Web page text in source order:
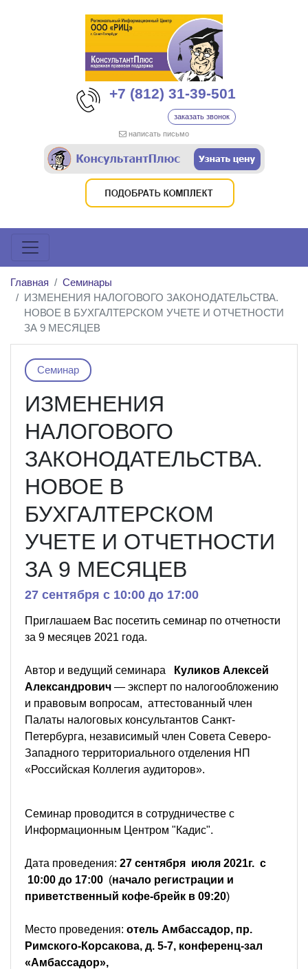
+7 (812) 31-39-501
заказать звонок
написать письмо
Главная
Семинары
ИЗМЕНЕНИЯ НАЛОГОВОГО ЗАКОНОДАТЕЛЬСТВА.
НОВОЕ В БУХГАЛТЕРСКОМ УЧЕТЕ И ОТЧЕТНОСТИ
ЗА 9 МЕСЯЦЕВ
Семинар
ИЗМЕНЕНИЯ
НАЛОГОВОГО
ЗАКОНОДАТЕЛЬСТВА.
НОВОЕ В
БУХГАЛТЕРСКОМ
УЧЕТЕ И ОТЧЕТНОСТИ
ЗА 9 МЕСЯЦЕВ
27 сентября c 10:00 до 17:00
Приглашаем Вас посетить семинар по отчетности
за 9 месяцев 2021 года.
Автор и ведущий семинара
Куликов Алексей
Александрович — эксперт по налогообложению
и правовым вопросам, аттестованный член
Палаты налоговых консультантов Санкт-
Петербурга, независимый член Совета Северо-
Западного территориального отделения НП
«Российская Коллегия аудиторов».
Семинар проводится в сотрудничестве с
Информационным Центром "Кадис".
Дата проведения: 27 сентября июля 2021г. с
10:00 до 17:00 (начало регистрации и
приветственный кофе-брейк в 09:20)
Место проведения: отель Амбассадор, пр.
Римского-Корсакова, д. 5-7, конференц-зал
«Амбассадор»,